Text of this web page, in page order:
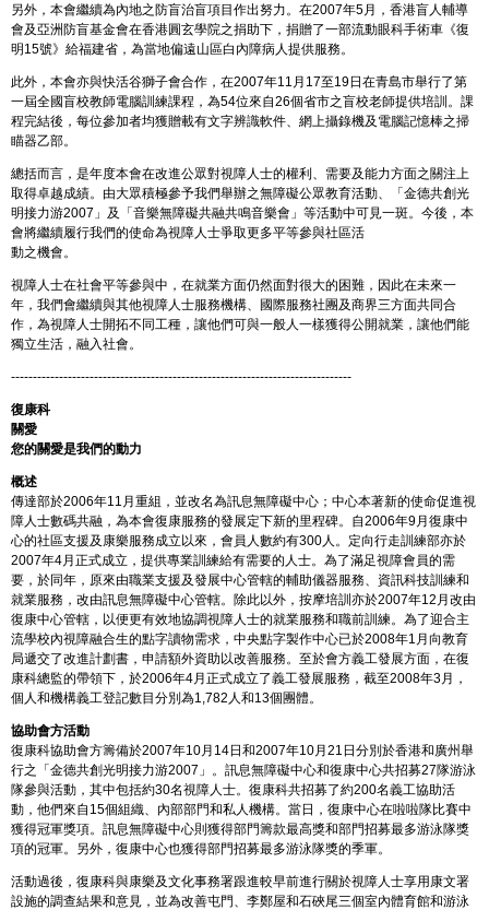
另外，本會繼續為內地之防盲治盲項目作出努力。在2007年5月，香港盲人輔導
會及亞洲防盲基金會在香港圓玄學院之捐助下，捐贈了一部流動眼科手術車《復
明15號》給福建省，為當地偏遠山區白內障病人提供服務。
此外，本會亦與快活谷獅子會合作，在2007年11月17至19日在青島市舉行了第
一屆全國盲校教師電腦訓練課程，為54位來自26個省市之盲校老師提供培訓。課
程完結後，每位參加者均獲贈載有文字辨識軟件、網上攝錄機及電腦記憶棒之掃
瞄器乙部。
總括而言，是年度本會在改進公眾對視障人士的權利、需要及能力方面之關注上
取得卓越成績。由大眾積極參予我們舉辦之無障礙公眾教育活動、「金德共創光
明接力游2007」及「音樂無障礙共融共鳴音樂會」等活動中可見一斑。今後，本
會將繼續履行我們的使命為視障人士爭取更多平等參與社區活
動之機會。
視障人士在社會平等參與中，在就業方面仍然面對很大的困難，因此在未來一
年，我們會繼續與其他視障人士服務機構、國際服務社團及商界三方面共同合
作，為視障人士開拓不同工種，讓他們可與一般人一樣獲得公開就業，讓他們能
獨立生活，融入社會。
------------------------------------------------------------------------------
復康科
關愛
您的關愛是我們的動力
概述
傳達部於2006年11月重組，並改名為訊息無障礙中心；中心本著新的使命促進視
障人士數碼共融，為本會復康服務的發展定下新的里程碑。自2006年9月復康中
心的社區支援及康樂服務成立以來，會員人數約有300人。定向行走訓練部亦於
2007年4月正式成立，提供專業訓練給有需要的人士。為了滿足視障會員的需
要，於同年，原來由職業支援及發展中心管轄的輔助儀器服務、資訊科技訓練和
就業服務，改由訊息無障礙中心管轄。除此以外，按摩培訓亦於2007年12月改由
復康中心管轄，以便更有效地協調視障人士的就業服務和職前訓練。為了迎合主
流學校內視障融合生的點字讀物需求，中央點字製作中心已於2008年1月向教育
局遞交了改進計劃書，申請額外資助以改善服務。至於會方義工發展方面，在復
康科總監的帶領下，於2006年4月正式成立了義工發展服務，截至2008年3月，
個人和機構義工登記數目分別為1,782人和13個團體。
協助會方活動
復康科協助會方籌備於2007年10月14日和2007年10月21日分別於香港和廣州舉
行之「金德共創光明接力游2007」。訊息無障礙中心和復康中心共招募27隊游泳
隊參與活動，其中包括約30名視障人士。復康科共招募了約200名義工協助活
動，他們來自15個組織、內部部門和私人機構。當日，復康中心在啦啦隊比賽中
獲得冠軍獎項。訊息無障礙中心則獲得部門籌款最高獎和部門招募最多游泳隊獎
項的冠軍。另外，復康中心也獲得部門招募最多游泳隊獎的季軍。
活動過後，復康科與康樂及文化事務署跟進較早前進行關於視障人士享用康文署
設施的調查結果和意見，並為改善屯門、李鄭屋和石硤尾三個室內體育館和游泳